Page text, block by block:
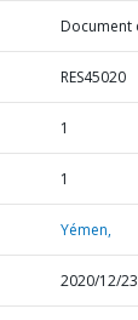
RES45020
1
1
Yémen,
2020/12/23